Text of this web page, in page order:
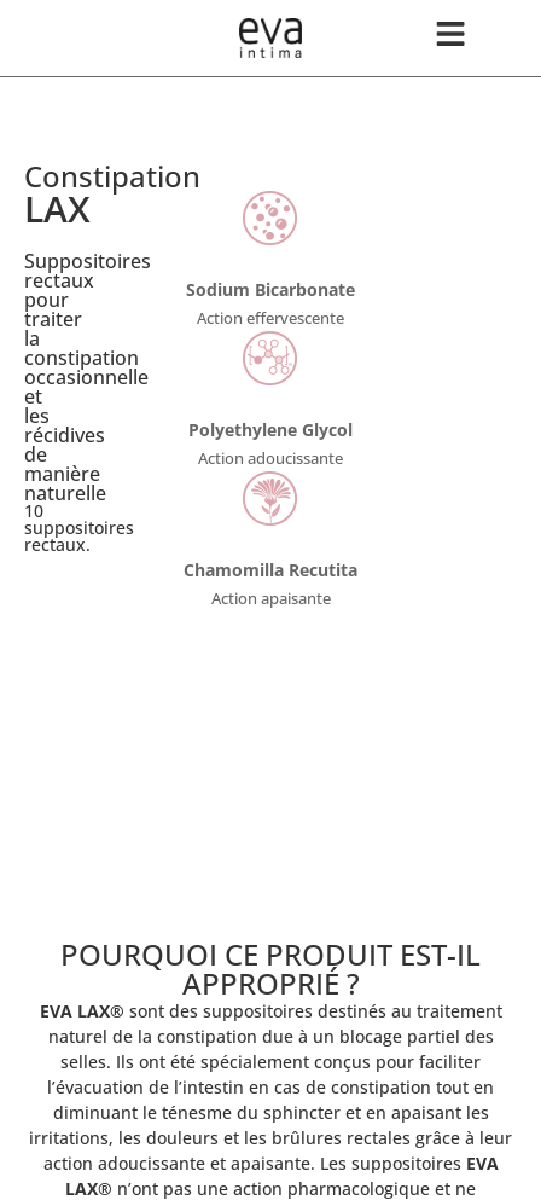
Constipation
LAX
Suppositoires
rectaux
pour
traiter
la
constipation
occasionnelle
et
les
récidives
de
manière
naturelle
10
suppositoires
rectaux.
Sodium Bicarbonate
Action effervescente
Polyethylene Glycol
Action adoucissante
Chamomilla Recutita
Action apaisante
POURQUOI CE PRODUIT EST-IL
APPROPRIÉ ?
EVA LAX® sont des suppositoires destinés au traitement
naturel de la constipation due à un blocage partiel des
selles. Ils ont été spécialement conçus pour faciliter
l’évacuation de l’intestin en cas de constipation tout en
diminuant le ténesme du sphincter et en apaisant les
irritations, les douleurs et les brûlures rectales grâce à leur
action adoucissante et apaisante. Les suppositoires EVA
LAX® n’ont pas une action pharmacologique et ne